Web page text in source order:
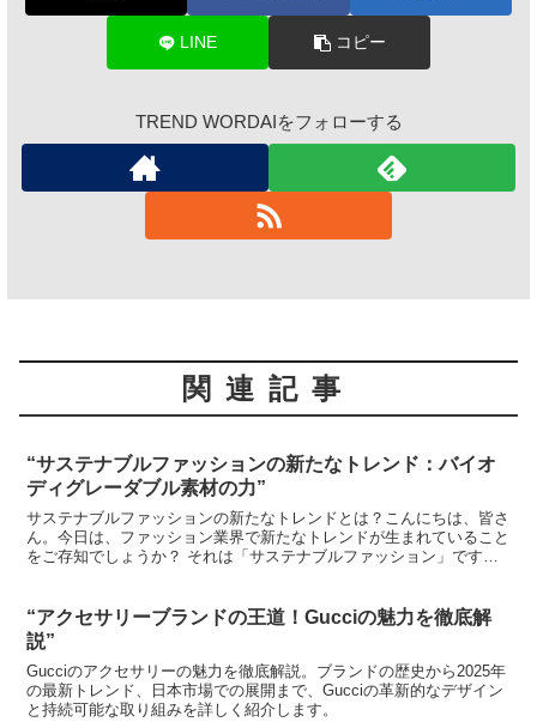
LINE コピー
TREND WORDAIをフォローする
関連記事
“サステナブルファッションの新たなトレンド：バイオ
ディグレーダブル素材の力”
サステナブルファッションの新たなトレンドとは？こんにちは、皆さ
ん。今日は、ファッション業界で新たなトレンドが生まれていること
をご存知でしょうか？ それは「サステナブルファッション」です。
“アクセサリーブランドの王道！Gucciの魅力を徹底解
説”
Gucciのアクセサリーの魅力を徹底解説。ブランドの歴史から2025年
の最新トレンド、日本市場での展開まで、Gucciの革新的なデザイン
と持続可能な取り組みを詳しく紹介します。